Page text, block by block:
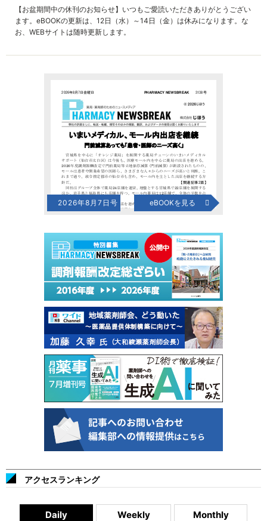
【お盆期間中の休刊のお知らせ】いつもご愛読いただきありがとうござい
ます。eBOOKの更新は、12日（水）～14日（金）は休みになります。な
お、WEBサイトは随時更新します。
2026年8月7日号 eBOOKを見る
アクセスランキング
Daily Weekly Monthly